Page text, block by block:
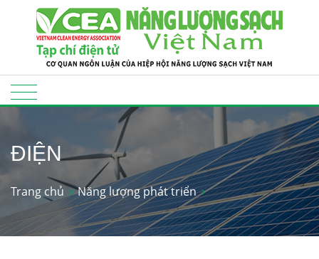
ĐIỆN
Trang chủ Năng lượng phát triển